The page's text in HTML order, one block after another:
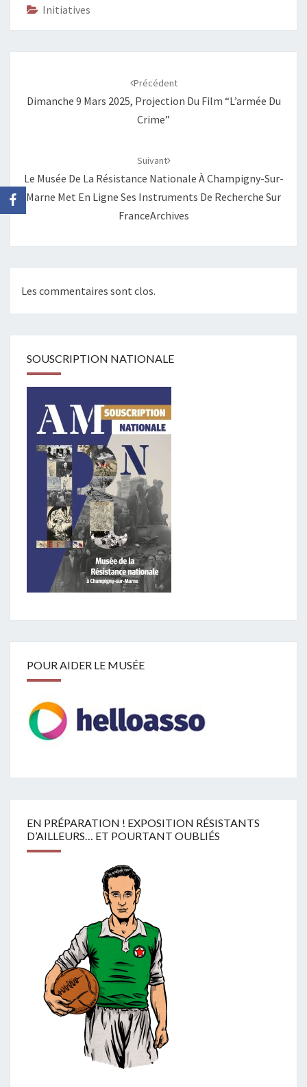
Initiatives
Précédent
Dimanche 9 Mars 2025, Projection Du Film “L’armée Du
Crime”
Suivant
Le Musée De La Résistance Nationale À Champigny-Sur-
Marne Met En Ligne Ses Instruments De Recherche Sur
FranceArchives
Les commentaires sont clos.
SOUSCRIPTION NATIONALE
POUR AIDER LE MUSÉE
EN PRÉPARATION ! EXPOSITION RÉSISTANTS
D’AILLEURS… ET POURTANT OUBLIÉS